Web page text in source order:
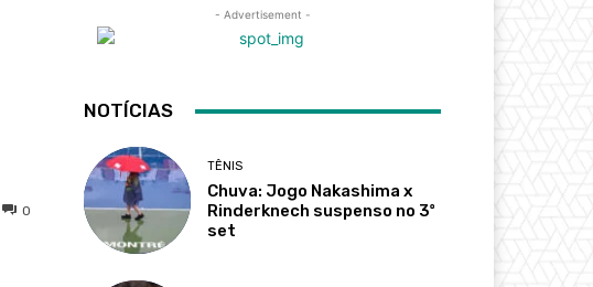
0
- Advertisement -
NOTÍCIAS
TÊNIS
Chuva: Jogo Nakashima x
Rinderknech suspenso no 3º
set